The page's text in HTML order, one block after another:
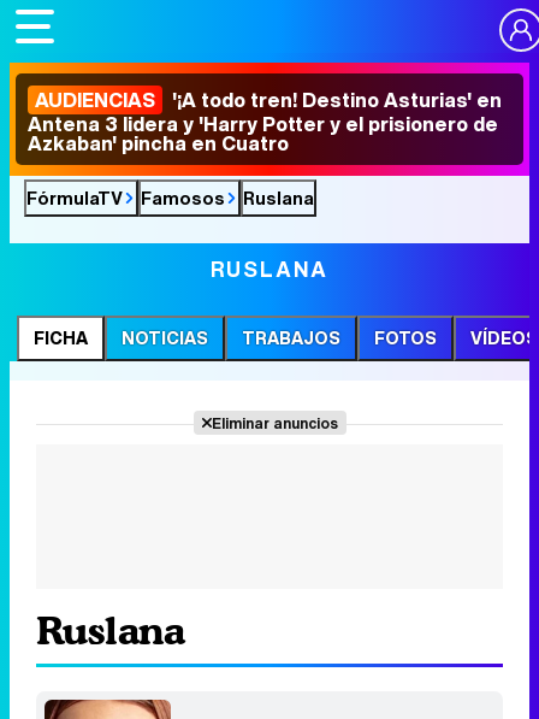
AUDIENCIAS '¡A todo tren! Destino Asturias' en
Antena 3 lidera y 'Harry Potter y el prisionero de
Azkaban' pincha en Cuatro
FórmulaTV Famosos Ruslana
RUSLANA
FICHA NOTICIAS TRABAJOS FOTOS VÍDEOS
Eliminar anuncios
Ruslana